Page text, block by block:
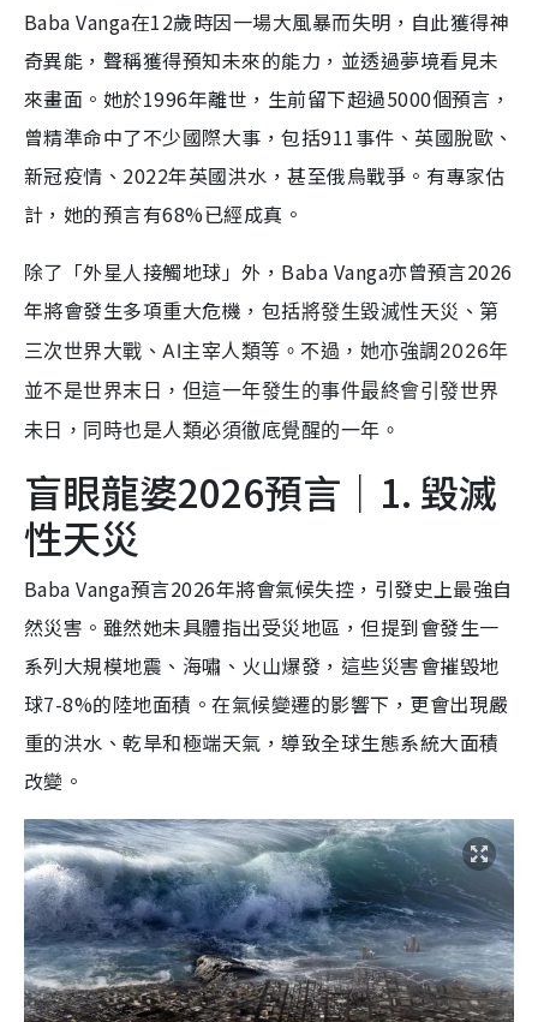
Baba Vanga在12歲時因一場大風暴而失明，自此獲得神
奇異能，聲稱獲得預知未來的能力，並透過夢境看見未
來畫面。她於1996年離世，生前留下超過5000個預言，
曾精準命中了不少國際大事，包括911事件、英國脫歐、
新冠疫情、2022年英國洪水，甚至俄烏戰爭。有專家估
計，她的預言有68%已經成真。
除了「外星人接觸地球」外，Baba Vanga亦曾預言2026
年將會發生多項重大危機，包括將發生毀滅性天災、第
三次世界大戰、AI主宰人類等。不過，她亦強調2026年
並不是世界末日，但這一年發生的事件最終會引發世界
未日，同時也是人類必須徹底覺醒的一年。
盲眼龍婆2026預言｜1. 毀滅
性天災
Baba Vanga預言2026年將會氣候失控，引發史上最強自
然災害。雖然她未具體指出受災地區，但提到會發生一
系列大規模地震、海嘯、火山爆發，這些災害會摧毀地
球7-8%的陸地面積。在氣候變遷的影響下，更會出現嚴
重的洪水、乾旱和極端天氣，導致全球生態系統大面積
改變。